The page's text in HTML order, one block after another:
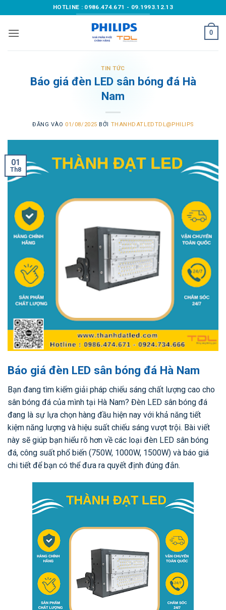
qua
nội
HOTLINE : 0986.474.671 - 09.1993.12.13
0
TIN TỨC
Báo giá đèn LED sân bóng đá Hà
Nam
ĐĂNG VÀO 01/08/2025 BỞI THANHDATLEDTDL@PHILIPS
01
Th8
Báo giá đèn LED sân bóng đá Hà Nam
Bạn đang tìm kiếm giải pháp chiếu sáng chất lượng cao cho
sân bóng đá của mình tại Hà Nam? Đèn LED sân bóng đá
đang là sự lựa chọn hàng đầu hiện nay với khả năng tiết
kiệm năng lượng và hiệu suất chiếu sáng vượt trội. Bài viết
này sẽ giúp bạn hiểu rõ hơn về các loại đèn LED sân bóng
đá, công suất phổ biến (750W, 1000W, 1500W) và báo giá
chi tiết để bạn có thể đưa ra quyết định đúng đắn.